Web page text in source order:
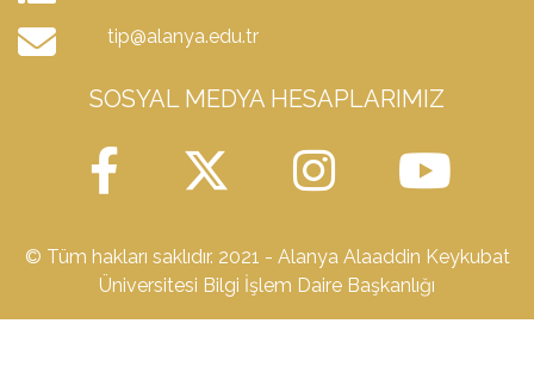
tip@alanya.edu.tr
SOSYAL MEDYA HESAPLARIMIZ
© Tüm hakları saklıdır. 2021 - Alanya Alaaddin Keykubat
Üniversitesi Bilgi İşlem Daire Başkanlığı